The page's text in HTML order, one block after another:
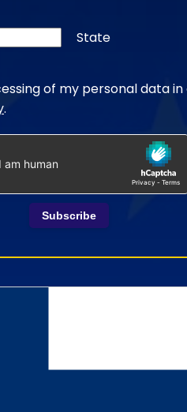
State
of my personal data
.
Subscribe